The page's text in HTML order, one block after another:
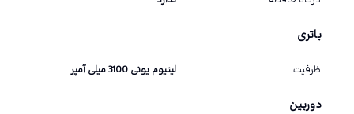
باتری
ظرفیت: لیتیوم یونی 3100 میلی آمپر
دوربین